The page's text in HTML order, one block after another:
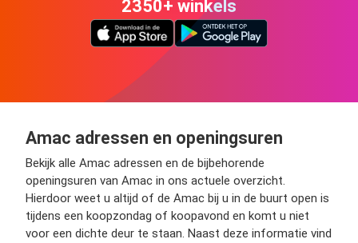
2350+ winkels
Amac adressen en openingsuren
Bekijk alle Amac adressen en de bijbehorende
openingsuren van Amac in ons actuele overzicht.
Hierdoor weet u altijd of de Amac bij u in de buurt open is
tijdens een koopzondag of koopavond en komt u niet
voor een dichte deur te staan. Naast deze informatie vind